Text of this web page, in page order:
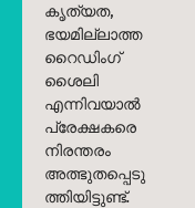
കൃത്യത,
ഭയമില്ലാത്ത
റൈഡിംഗ്
ശൈലി
എന്നിവയാൽ
പ്രേക്ഷകരെ
നിരന്തരം
അത്ഭുതപ്പെടു
ത്തിയിട്ടുണ്ട്.